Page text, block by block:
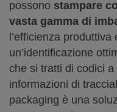
possono stampare
vasta gamma di
l’efficienza
un’identificazione
che si tratti di codici
informazioni di
packaging è una